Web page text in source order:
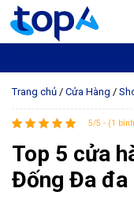
Trang chủ / Cửa Hàng /
5/5 - (1
Top 5 cửa
Đống Đa đa